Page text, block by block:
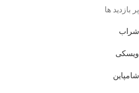
پر بازدید ها
شراب
ویسکی
شامپاین